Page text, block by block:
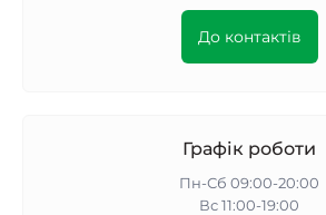
До контактів
Графік роботи
Пн-Сб 09:00-20:00
Вс 11:00-19:00